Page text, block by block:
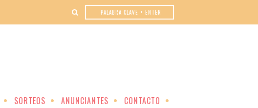
SORTEOS ANUNCIANTES CONTACTO